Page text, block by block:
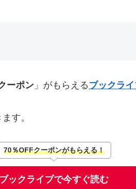
ーポン 」がもらえるブックラ
す。
70％OFFクーポンがもらえる！
ブックライブで今すぐ読む